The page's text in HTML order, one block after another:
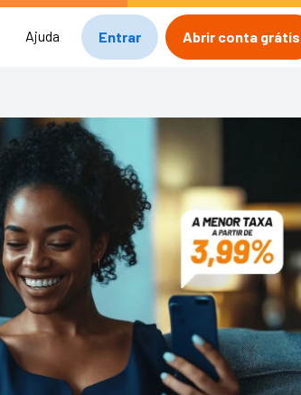
Ajuda Entrar Abrir conta grátis